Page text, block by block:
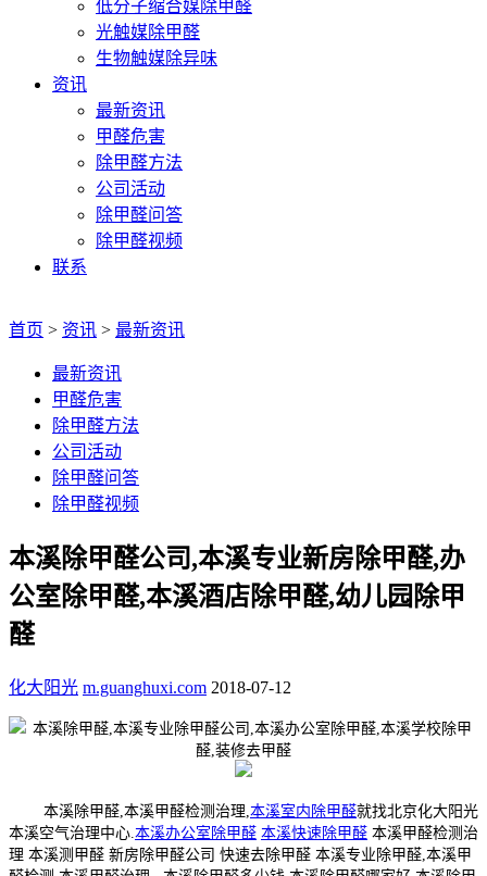
低分子缩合媒除甲醛
光触媒除甲醛
生物触媒除异味
资讯
最新资讯
甲醛危害
除甲醛方法
公司活动
除甲醛问答
除甲醛视频
联系
首页 > 资讯 > 最新资讯
最新资讯
甲醛危害
除甲醛方法
公司活动
除甲醛问答
除甲醛视频
本溪除甲醛公司,本溪专业新房除甲醛,办
公室除甲醛,本溪酒店除甲醛,幼儿园除甲
醛
化大阳光 m.guanghuxi.com 2018-07-12
本溪除甲醛,本溪甲醛检测治理, 本溪室内除甲醛就找北京化大阳光
本溪空气治理中心. 本溪办公室除甲醛 本溪快速除甲醛 本溪甲醛检测治
理 本溪测甲醛 新房除甲醛公司 快速去除甲醛 本溪专业除甲醛,本溪甲